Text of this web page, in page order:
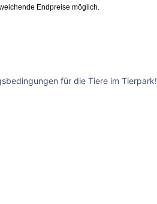
Endpreise möglich.
für die Tiere im Tierpark!